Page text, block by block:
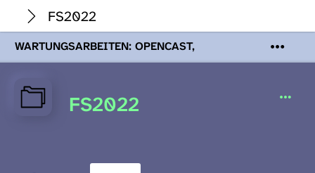
FS2022
WARTUNGSARBEITEN: OPENCAST,
PODCASTS & TOBIRA
Mi 19. August
Wartungsarbeiten an den Opencast-
Servern werden Ihnen Podcasts,
FS2022